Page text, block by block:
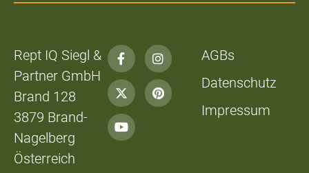
Rept IQ Siegl &
Partner GmbH
Brand 128
3879 Brand-
Nagelberg
Österreich
AGBs
Datenschutz
Impressum